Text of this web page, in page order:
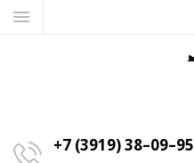
+7 (3919) 38–09–95